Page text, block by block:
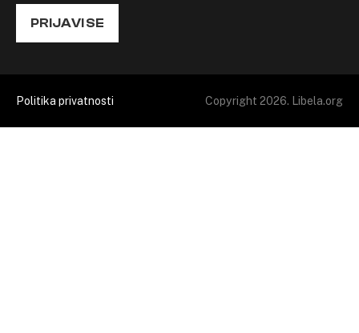
PRIJAVI SE
Politika privatnosti Copyright 2026. Libela.org